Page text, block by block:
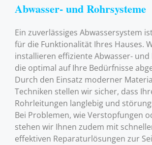
Abwasser- und Rohrsysteme
Ein zuverlässiges Abwassersystem
für die Funktionalität Ihres Hauses.
installieren effiziente Abwasser- und
die optimal auf Ihre Bedürfnisse
Durch den Einsatz moderner
Techniken stellen wir sicher, dass
Rohrleitungen langlebig und
Bei Problemen, wie Verstopfungen
stehen wir Ihnen zudem mit
effektiven Reparaturlösungen zur